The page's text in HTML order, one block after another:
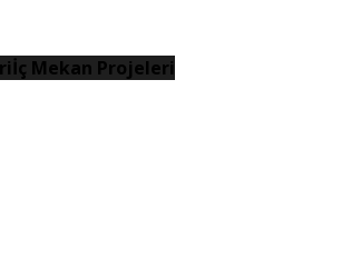
İç Mekan Projeleri